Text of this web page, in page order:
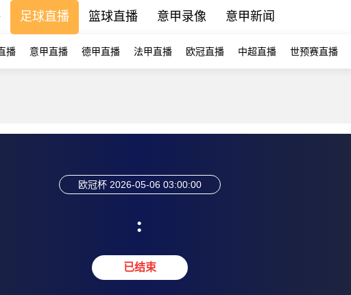
足球直播 篮球直播 意甲录像 意甲新闻
播 意甲直播 德甲直播 法甲直播 欧冠直播 中超直播 世预赛直播
欧冠杯 2026-05-06 03:00:00
:
已结束